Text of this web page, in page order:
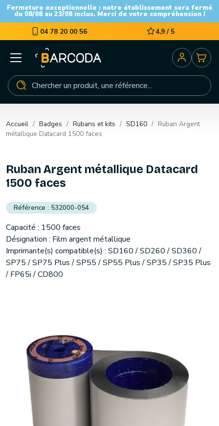
Fermeture exceptionnelle : notre établissement sera fermé
du 08/08 au 23/08 inclus. Merci de votre compréhension !
04 78 20 00 56 4,9 / 5
Accueil Badges Rubans et kits SD160
Ruban Argent
métallique Datacard 1500 faces
Ruban Argent métallique Datacard
1500 faces
532000-054
Capacité : 1500 faces
Désignation : Film argent métallique
Imprimante(s) compatible(s) : SD160 / SD260 / SD360 /
SP75 / SP75 Plus / SP55 / SP55 Plus / SP35 / SP35 Plus
/ FP65i / CD800